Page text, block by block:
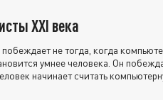
XXI века
не тогда, когда
умнее человека. Он
начинает считать